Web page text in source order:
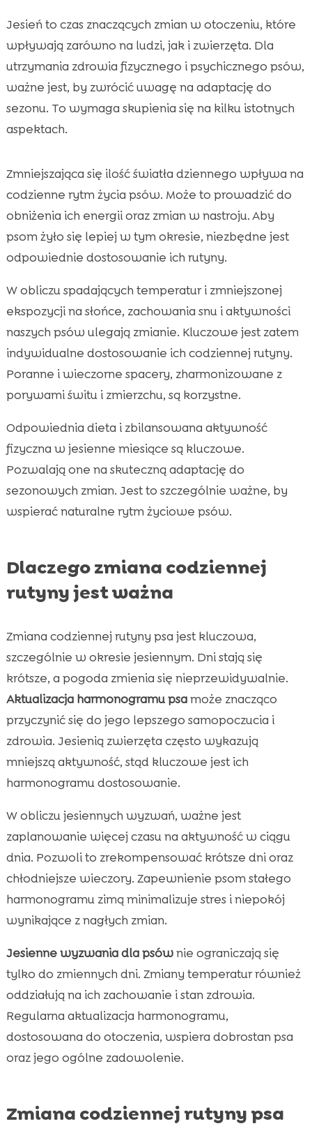
Jesień to czas znaczących zmian w otoczeniu, które
wpływają zarówno na ludzi, jak i zwierzęta. Dla
utrzymania zdrowia fizycznego i psychicznego psów,
ważne jest, by zwrócić uwagę na adaptację do
sezonu. To wymaga skupienia się na kilku istotnych
aspektach.
Zmniejszająca się ilość światła dziennego wpływa na
codzienne rytm życia psów. Może to prowadzić do
obniżenia ich energii oraz zmian w nastroju. Aby
psom żyło się lepiej w tym okresie, niezbędne jest
odpowiednie dostosowanie ich rutyny.
W obliczu spadających temperatur i zmniejszonej
ekspozycji na słońce, zachowania snu i aktywności
naszych psów ulegają zmianie. Kluczowe jest zatem
indywidualne dostosowanie ich codziennej rutyny.
Poranne i wieczorne spacery, zharmonizowane z
porywami świtu i zmierzchu, są korzystne.
Odpowiednia dieta i zbilansowana aktywność
fizyczna w jesienne miesiące są kluczowe.
Pozwalają one na skuteczną adaptację do
sezonowych zmian. Jest to szczególnie ważne, by
wspierać naturalne rytm życiowe psów.
Dlaczego zmiana codziennej
rutyny jest ważna
Zmiana codziennej rutyny psa jest kluczowa,
szczególnie w okresie jesiennym. Dni stają się
krótsze, a pogoda zmienia się nieprzewidywalnie.
Aktualizacja harmonogramu psamoże znacząco
przyczynić się do jego lepszego samopoczucia i
zdrowia. Jesienią zwierzęta często wykazują
mniejszą aktywność, stąd kluczowe jest ich
harmonogramu dostosowanie.
W obliczu jesiennych wyzwań, ważne jest
zaplanowanie więcej czasu na aktywność w ciągu
dnia. Pozwoli to zrekompensować krótsze dni oraz
chłodniejsze wieczory. Zapewnienie psom stałego
harmonogramu zimą minimalizuje stres i niepokój
wynikające z nagłych zmian.
Jesienne wyzwania dla psównie ograniczają się
tylko do zmiennych dni. Zmiany temperatur również
oddziałują na ich zachowanie i stan zdrowia.
Regularna aktualizacja harmonogramu,
dostosowana do otoczenia, wspiera dobrostan psa
oraz jego ogólne zadowolenie.
Zmiana codziennej rutyny psa